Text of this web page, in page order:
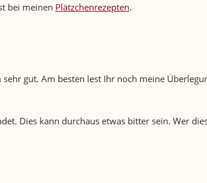
bei meinen Plätzchenrezepten.
gut. Am besten lest Ihr noch meine
Dies kann durchaus etwas bitter sein. Wer